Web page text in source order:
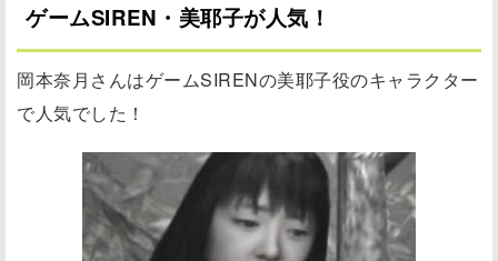
ゲームSIREN・美耶子が人気！
岡本奈月さんはゲームSIRENの美耶子役のキャラクター
で人気でした！